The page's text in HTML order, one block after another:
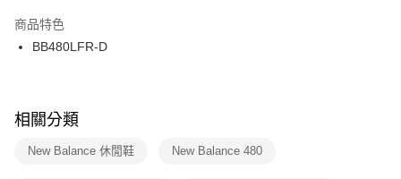
２．訂單成立數日內，您將收到繳費通知簡訊。
３．收到繳費通知簡訊後14天內，點擊此簡訊中的連結，可透過四大超商／
ATM／網路銀行／等多元方式進行付款，方視為交易完成。
※ 交易是否成功請以「AFTEE先享後付 」之結帳頁面顯示為準，若有關於
是否繳費成功／繳費後需取消欲退款等相關疑問，請聯繫「AFTEE先享後付
客戶支援中心」 https://netprotections.freshdesk.com/support/home
付款後門市自取
每筆NT$100，滿NT$1,500(含以上)免運費
商品特色
BB480LFR-D
相關分類
New Balance 休閒鞋 New Balance 480